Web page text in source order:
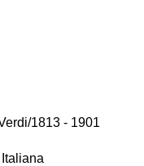
1813 - 1901